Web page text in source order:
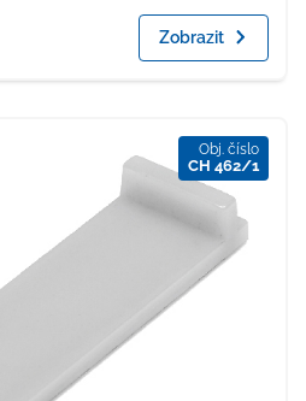
Zobrazit
Obj. číslo
CH 462/1